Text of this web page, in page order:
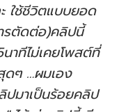
ใช้ชีวิตแบบยอด
รตัดต่อ)คลิปนี้
าทีไม่เคยโพสต์ที่
ดๆ …ผมเอง
ปมาเป็นร้อยคลิป